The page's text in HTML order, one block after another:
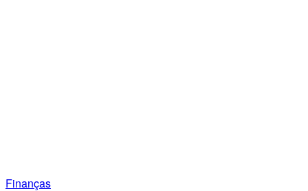
Finanças